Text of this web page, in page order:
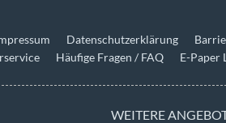
Datenschutzerklärung
Häufige Fragen / FAQ E-Paper
WEITERE